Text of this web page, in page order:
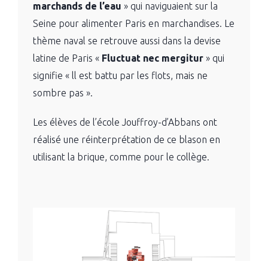
marchands de l’eau » qui naviguaient sur la
Seine pour alimenter Paris en marchandises. Le
thème naval se retrouve aussi dans la devise
latine de Paris « Fluctuat nec mergitur » qui
signifie « ll est battu par les flots, mais ne
sombre pas ».
Les élèves de l’école Jouffroy-d’Abbans ont
réalisé une réinterprétation de ce blason en
utilisant la brique, comme pour le collège.